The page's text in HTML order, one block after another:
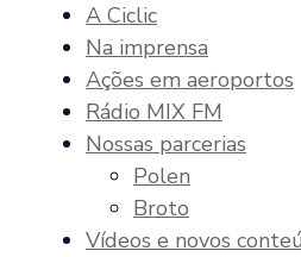
A Ciclic
Na imprensa
Ações em aeroportos
Rádio MIX FM
Nossas parcerias
Polen
Broto
Vídeos e novos